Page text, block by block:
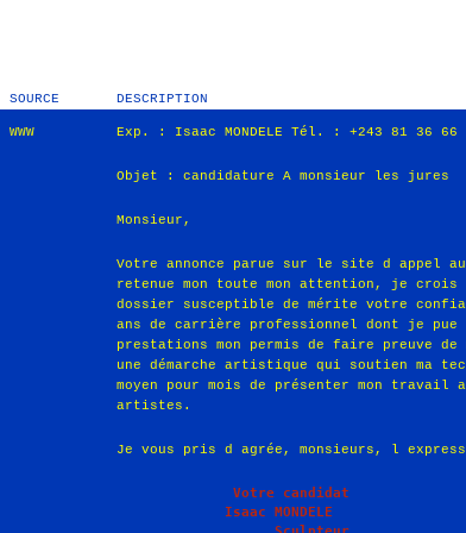
SOURCE DESCRIPTION
WWW Exp. : Isaac MONDELE Tél. : +243 81 36
Objet : candidature A monsieur les jures
Monsieur,
Votre annonce parue sur le site d appel
retenue mon toute mon attention, je
dossier susceptible de mérite votre
ans de carrière professionnel dont je
prestations mon permis de faire preuve
une démarche artistique qui soutien ma
moyen pour mois de présenter mon travail
artistes.
Je vous pris d agrée, monsieurs, l
              Votre candidat